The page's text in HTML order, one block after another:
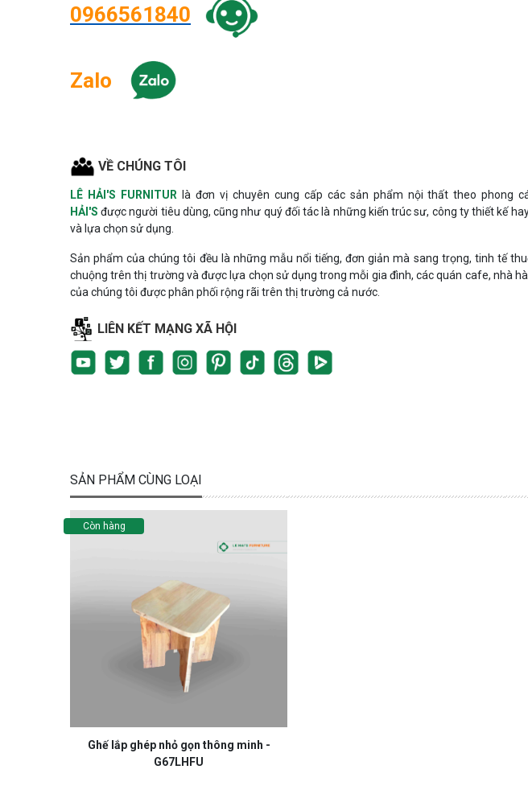
0966561840
Zalo
VỀ CHÚNG TÔI
LÊ HẢI'S FURNITURlà đơn vị chuyên cung cấp các sản phẩm nội thất theo phong
HẢI'Sđược người tiêu dùng, cũng như quý đối tác là những kiến trúc sư, công ty thiết kế
và lựa chọn sử dụng.
Sản phẩm của chúng tôi đều là những mẫu nổi tiếng, đơn giản mà sang trọng, tinh tế
chuộng trên thị trường và được lựa chọn sử dụng trong mỗi gia đình, các quán cafe, nhà
của chúng tôi được phân phối rộng rãi trên thị trường cả nước.
LIÊN KẾT MẠNG XÃ HỘI
SẢN PHẨM CÙNG LOẠI
Ghế lắp ghép nhỏ gọn thông minh -
G67LHFU
Còn hàng